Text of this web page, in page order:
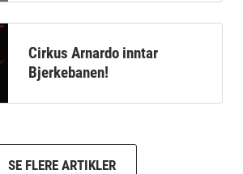
Cirkus Arnardo inntar
Bjerkebanen!
SE FLERE ARTIKLER